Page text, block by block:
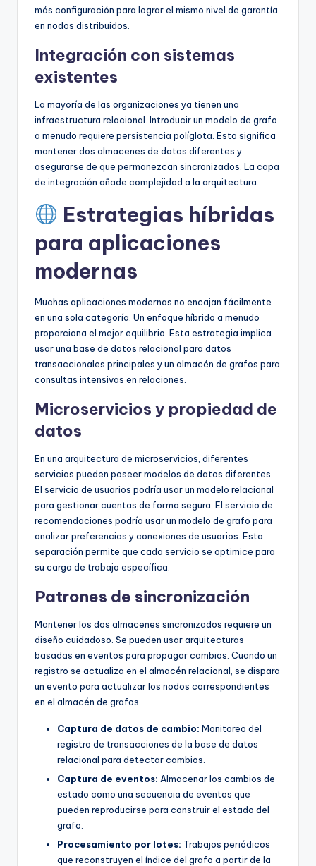
más configuración para lograr el mismo nivel de garantía
en nodos distribuidos.
Integración con sistemas
existentes
La mayoría de las organizaciones ya tienen una
infraestructura relacional. Introducir un modelo de grafo
a menudo requiere persistencia políglota. Esto significa
mantener dos almacenes de datos diferentes y
asegurarse de que permanezcan sincronizados. La capa
de integración añade complejidad a la arquitectura.
Estrategias híbridas
para aplicaciones
modernas
Muchas aplicaciones modernas no encajan fácilmente
en una sola categoría. Un enfoque híbrido a menudo
proporciona el mejor equilibrio. Esta estrategia implica
usar una base de datos relacional para datos
transaccionales principales y un almacén de grafos para
consultas intensivas en relaciones.
Microservicios y propiedad de
datos
En una arquitectura de microservicios, diferentes
servicios pueden poseer modelos de datos diferentes.
El servicio de usuarios podría usar un modelo relacional
para gestionar cuentas de forma segura. El servicio de
recomendaciones podría usar un modelo de grafo para
analizar preferencias y conexiones de usuarios. Esta
separación permite que cada servicio se optimice para
su carga de trabajo específica.
Patrones de sincronización
Mantener los dos almacenes sincronizados requiere un
diseño cuidadoso. Se pueden usar arquitecturas
basadas en eventos para propagar cambios. Cuando un
registro se actualiza en el almacén relacional, se dispara
un evento para actualizar los nodos correspondientes
en el almacén de grafos.
Captura de datos de cambio: Monitoreo del
registro de transacciones de la base de datos
relacional para detectar cambios.
Captura de eventos: Almacenar los cambios de
estado como una secuencia de eventos que
pueden reproducirse para construir el estado del
grafo.
Procesamiento por lotes: Trabajos periódicos
que reconstruyen el índice del grafo a partir de la